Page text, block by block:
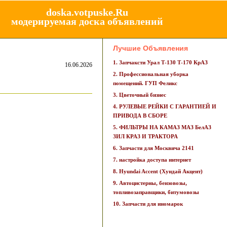
doska.votpuske.Ru
модерируемая доска объявлений
16.06.2026
Лучшие Объявления
1. Запчаксти Урал Т-130 Т-170 КрАЗ
2. Профессиональная уборка
помещений. ГУП Феликс
3. Цветочный бизнес
4. РУЛЕВЫЕ РЕЙКИ С ГАРАНТИЕЙ И
ПРИВОДА В СБОРЕ
5. ФИЛЬТРЫ НА КАМАЗ МАЗ БелАЗ
ЗИЛ КРАЗ И ТРАКТОРА
6. Запчасти для Москвича 2141
7. настройка доступа интернет
8. Hyundai Accent (Хундай Акцент)
9. Автоцистерны, бензовозы,
топливозаправщики, битумовозы
10. Запчасти для иномарок